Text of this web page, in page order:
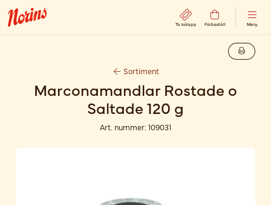
Ta kölapp Förbeställ Meny
Sortiment
Marconamandlar Rostade o
Saltade 120 g
Art. nummer: 109031